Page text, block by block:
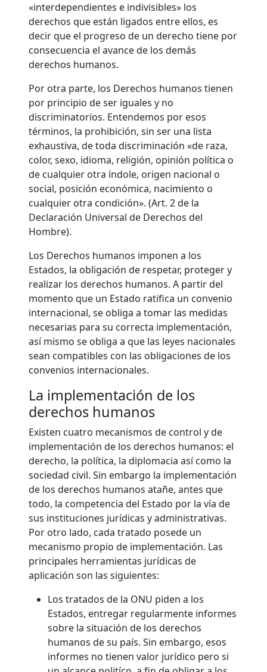
«interdependientes e indivisibles» los
derechos que están ligados entre ellos, es
decir que el progreso de un derecho tiene por
consecuencia el avance de los demás
derechos humanos.
Por otra parte, los Derechos humanos tienen
por principio de ser iguales y no
discriminatorios. Entendemos por esos
términos, la prohibición, sin ser una lista
exhaustiva, de toda discriminación «de raza,
color, sexo, idioma, religión, opinión política o
de cualquier otra índole, origen nacional o
social, posición económica, nacimiento o
cualquier otra condición». (Art. 2 de la
Declaración Universal de Derechos del
Hombre).
Los Derechos humanos imponen a los
Estados, la obligación de respetar, proteger y
realizar los derechos humanos. A partir del
momento que un Estado ratifica un convenio
internacional, se obliga a tomar las medidas
necesarias para su correcta implementación,
así mismo se obliga a que las leyes nacionales
sean compatibles con las obligaciones de los
convenios internacionales.
La implementación de los
derechos humanos
Existen cuatro mecanismos de control y de
implementación de los derechos humanos: el
derecho, la política, la diplomacia así como la
sociedad civil. Sin embargo la implementación
de los derechos humanos atañe, antes que
todo, la competencia del Estado por la vía de
sus instituciones jurídicas y administrativas.
Por otro lado, cada tratado posede un
mecanismo propio de implementación. Las
principales herramientas jurídicas de
aplicación son las siguientes:
Los tratados de la ONU piden a los
Estados, entregar regularmente informes
sobre la situación de los derechos
humanos de su país. Sin embargo, esos
informes no tienen valor jurídico pero si